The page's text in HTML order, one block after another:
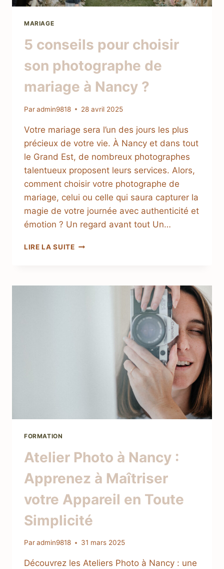
MARIAGE
5 conseils pour choisir
son photographe de
mariage à Nancy ?
Paradmin9818 28 avril 2025
Votre mariage sera l’un des jours les plus
précieux de votre vie. À Nancy et dans tout
le Grand Est, de nombreux photographes
talentueux proposent leurs services. Alors,
comment choisir votre photographe de
mariage, celui ou celle qui saura capturer la
magie de votre journée avec authenticité et
émotion ? Un regard avant tout Un…
LIRE LA SUITE
FORMATION
Atelier Photo à Nancy :
Apprenez à Maîtriser
votre Appareil en Toute
Simplicité
Paradmin9818 31 mars 2025
Découvrez les Ateliers Photo à Nancy : une